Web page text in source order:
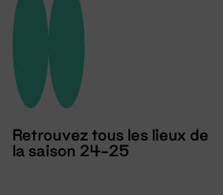
Retrouvez tous les lieux de
la saison 24-25